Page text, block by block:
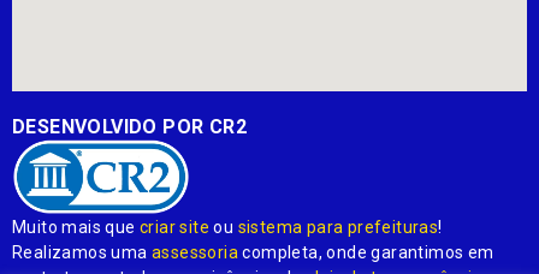
DESENVOLVIDO POR CR2
Muito mais quecriar site ou sistema para prefeituras!
Realizamos umaassessoria completa, onde garantimos em